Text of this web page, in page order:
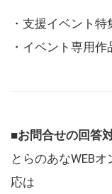
・支援イベント特
・イベント専用
■お問合せの回答
とらのあなWEB
応は